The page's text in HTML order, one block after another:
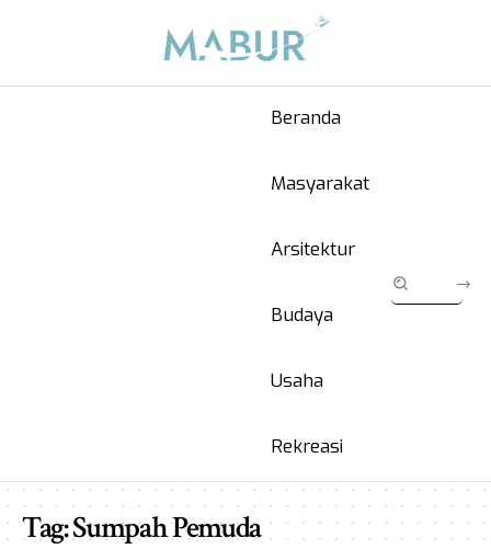
Beranda
Masyarakat
Arsitektur
Budaya
Usaha
Rekreasi
Tag:Sumpah Pemuda